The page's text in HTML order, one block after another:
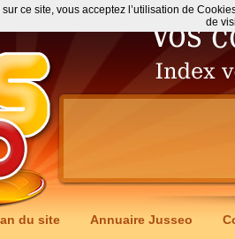
du site Annuaire Jusseo
ce site, vous acceptez l’utilisation de
de